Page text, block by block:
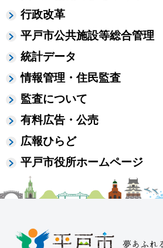
行政改革
平戸市公共施設等総合管理
統計データ
情報管理・住民監査
監査について
有料広告・公売
広報ひらど
平戸市役所ホームページ